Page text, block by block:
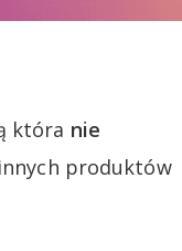
która nie
produktów